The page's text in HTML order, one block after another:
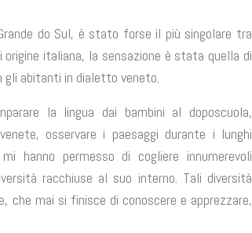
do Sul, è stato forse il più singolare tra
italiana, la sensazione è stata quella di
gli abitanti in dialetto veneto.
la lingua dai bambini al doposcuola,
osservare i paesaggi durante i lunghi
hanno permesso di cogliere innumerevoli
racchiuse al suo interno. Tali diversità
che mai si finisce di conoscere e apprezzare,